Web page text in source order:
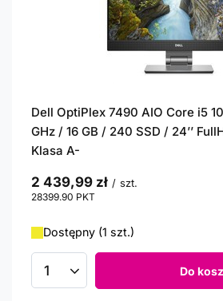
Dell OptiPlex 7490 AIO Core i5
GHz / 16 GB / 240 SSD / 24’’
Klasa A-
2 439,99 zł / szt.
28399.90 PKT
Dostępny (1 szt.)
Ilość produktów Do